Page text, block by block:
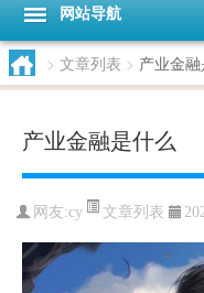
网站导航
> 文章列表 > 产业金
产业金融是什么
网友:cy 文章列表